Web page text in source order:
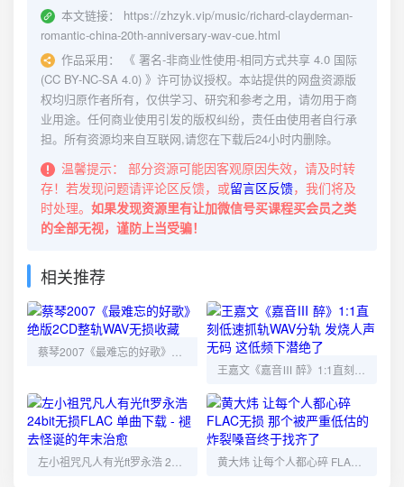
本文链接：
https://zhzyk.vip/music/richard-clayderman-
romantic-china-20th-anniversary-wav-cue.html
作品采用：
《 署名-非商业性使用-相同方式共享 4.0 国际
(CC BY-NC-SA 4.0) 》许可协议授权。本站提供的网盘资源版
权均归原作者所有，仅供学习、研究和参考之用，请勿用于商
业用途。任何商业使用引发的版权纠纷，责任由使用者自行承
担。所有资源均来自互联网,请您在下载后24小时内删除。
温馨提示：
部分资源可能因客观原因失效，请及时转
存！若发现问题请评论区反馈，或留言区反馈，我们将及
时处理。 如果发现资源里有让加微信号买课程买会员之类
的全部无视，谨防上当受骗！
相关推荐